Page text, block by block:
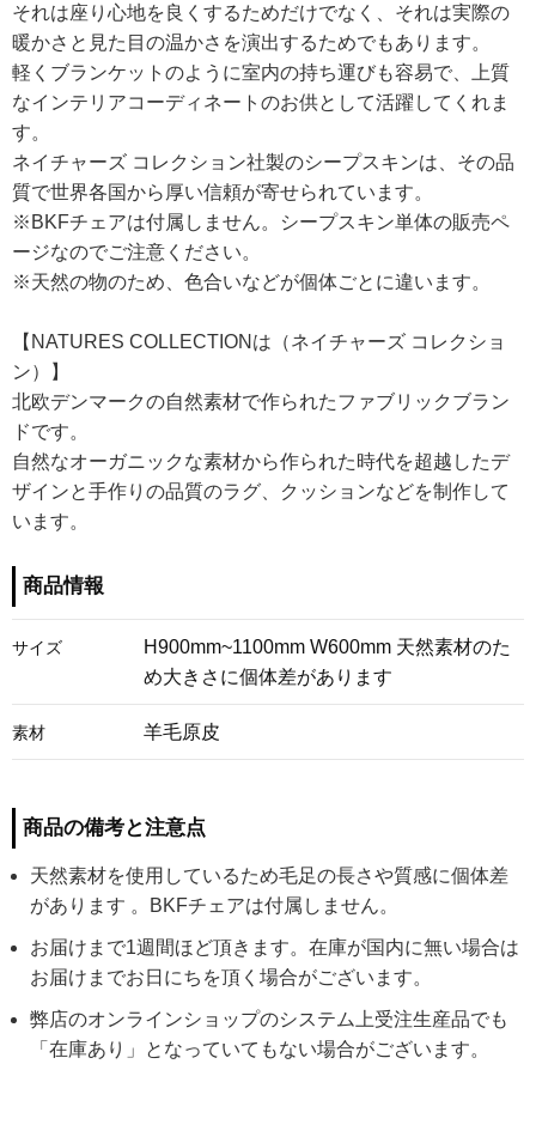
それは座り心地を良くするためだけでなく、それは実際の
暖かさと見た目の温かさを演出するためでもあります。
軽くブランケットのように室内の持ち運びも容易で、上質
なインテリアコーディネートのお供として活躍してくれま
す。
ネイチャーズ コレクション社製のシープスキンは、その品
質で世界各国から厚い信頼が寄せられています。
※BKFチェアは付属しません。シープスキン単体の販売ペ
ージなのでご注意ください。
※天然の物のため、色合いなどが個体ごとに違います。
【NATURES COLLECTIONは（ネイチャーズ コレクショ
ン）】
北欧デンマークの自然素材で作られたファブリックブラン
ドです。
自然なオーガニックな素材から作られた時代を超越したデ
ザインと手作りの品質のラグ、クッションなどを制作して
います。
商品情報
サイズ
H900mm~1100mm W600mm 天然素材のた
め大きさに個体差があります
素材 羊毛原皮
商品の備考と注意点
天然素材を使用しているため毛足の長さや質感に個体差
があります 。BKFチェアは付属しません。
お届けまで1週間ほど頂きます。在庫が国内に無い場合は
お届けまでお日にちを頂く場合がございます。
弊店のオンラインショップのシステム上受注生産品でも
「在庫あり」となっていてもない場合がございます。